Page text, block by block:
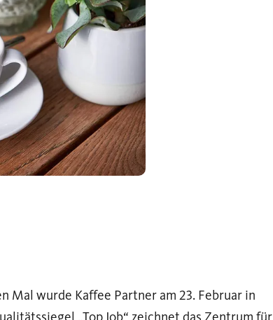
Mal wurde Kaffee Partner am 23. Februar in
„Top Job“ zeichnet das Zentrum für